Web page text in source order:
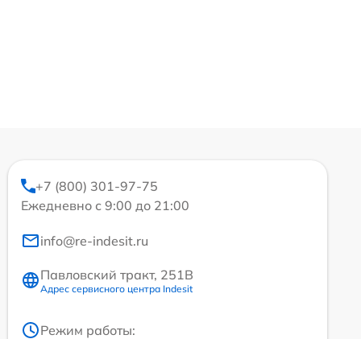
+7 (800) 301-97-75
Ежедневно с 9:00 до 21:00
info@re-indesit.ru
Павловский тракт, 251В
Адрес сервисного центра Indesit
Режим работы: